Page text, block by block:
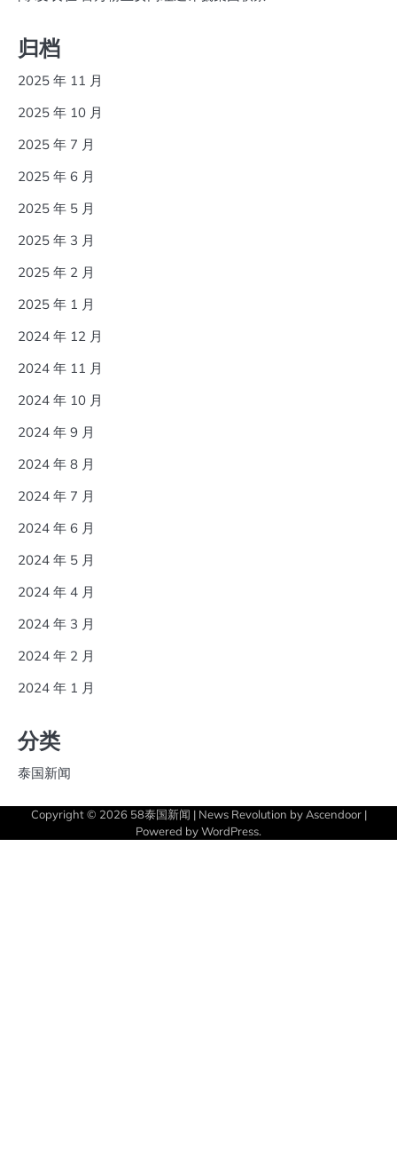
归档
2025 年 11 月
2025 年 10 月
2025 年 7 月
2025 年 6 月
2025 年 5 月
2025 年 3 月
2025 年 2 月
2025 年 1 月
2024 年 12 月
2024 年 11 月
2024 年 10 月
2024 年 9 月
2024 年 8 月
2024 年 7 月
2024 年 6 月
2024 年 5 月
2024 年 4 月
2024 年 3 月
2024 年 2 月
2024 年 1 月
分类
泰国新闻
Copyright © 2026 58泰国新闻 | News Revolution by Ascendoor|
Powered byWordPress.